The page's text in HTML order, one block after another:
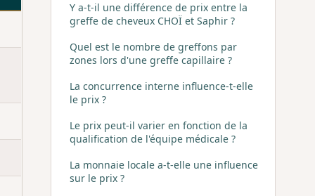
Y a-t-il une différence de prix entre la
greffe de cheveux CHOÏ et Saphir ?
Quel est le nombre de greffons par
zones lors d'une greffe capillaire ?
La concurrence interne influence-t-elle
le prix ?
Le prix peut-il varier en fonction de la
qualification de l'équipe médicale ?
La monnaie locale a-t-elle une influence
sur le prix ?